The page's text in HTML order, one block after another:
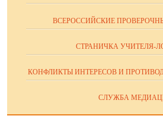
ВСЕРОССИЙСКИЕ
СТРАНИЧКА УЧИТЕЛЯ-
КОНФЛИКТЫ ИНТЕРЕСОВ И
СЛУЖБА